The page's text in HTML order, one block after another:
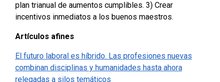
plan trianual de aumentos cumplibles. 3) Crear
incentivos inmediatos a los buenos maestros.
Artículos afines
El futuro laboral es híbrido. Las profesiones nuevas
combinan disciplinas y humanidades hasta ahora
relegadas a silos temáticos